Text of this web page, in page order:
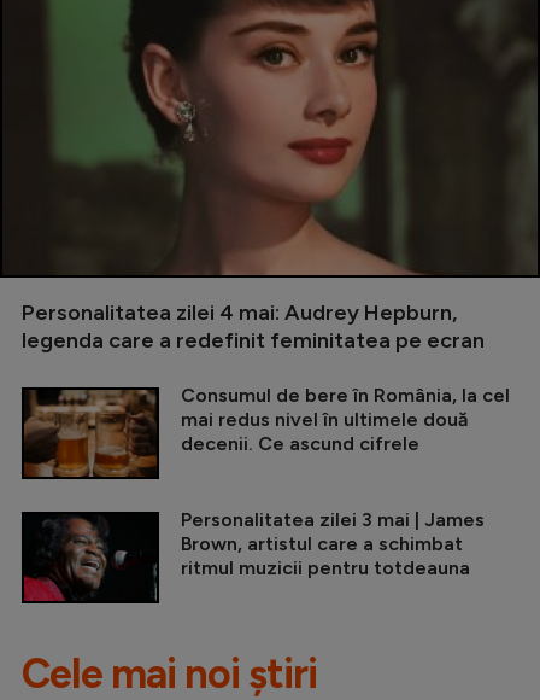
Personalitatea zilei 4 mai: Audrey Hepburn,
legenda care a redefinit feminitatea pe ecran
Consumul de bere în România, la cel
mai redus nivel în ultimele două
decenii. Ce ascund cifrele
Personalitatea zilei 3 mai | James
Brown, artistul care a schimbat
ritmul muzicii pentru totdeauna
Cele mai noi știri